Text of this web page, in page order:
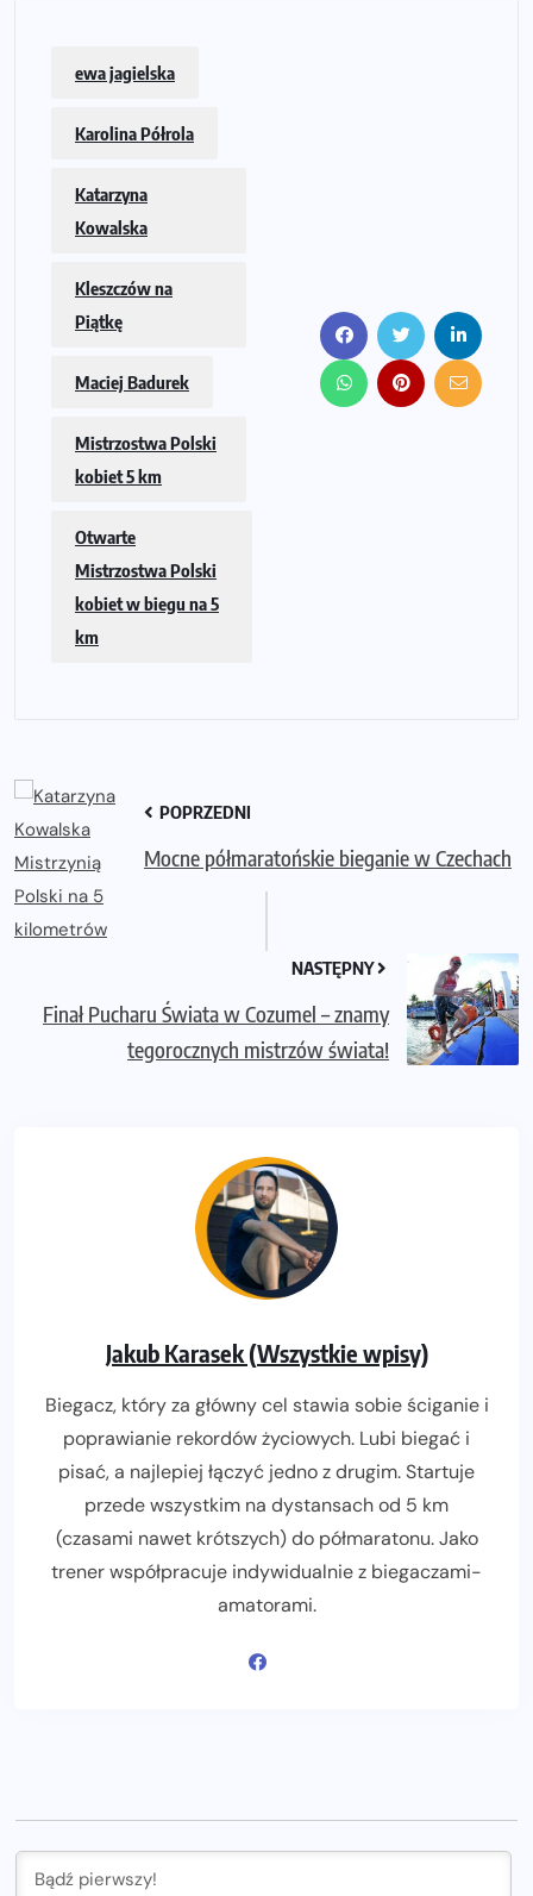
ewa jagielska
Karolina Półrola
Katarzyna
Kowalska
Kleszczów na
Piątkę
Maciej Badurek
Mistrzostwa Polski
kobiet 5 km
Otwarte
Mistrzostwa Polski
kobiet w biegu na 5
km
POPRZEDNI
Mocne półmaratońskie bieganie w Czechach
NASTĘPNY
Finał Pucharu Świata w Cozumel – znamy
tegorocznych mistrzów świata!
Jakub Karasek (Wszystkie wpisy)
Biegacz, który za główny cel stawia sobie ściganie i
poprawianie rekordów życiowych. Lubi biegać i
pisać, a najlepiej łączyć jedno z drugim. Startuje
przede wszystkim na dystansach od 5 km
(czasami nawet krótszych) do półmaratonu. Jako
trener współpracuje indywidualnie z biegaczami-
amatorami.